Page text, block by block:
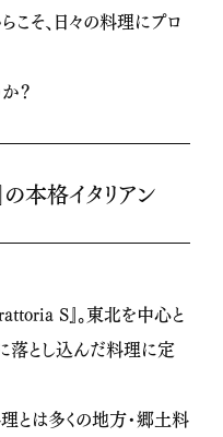
そ、日々の料理にプロ
？
本格イタリアン
S』。東北を中心と
落とし込んだ料理に定
とは多くの地方・郷土料